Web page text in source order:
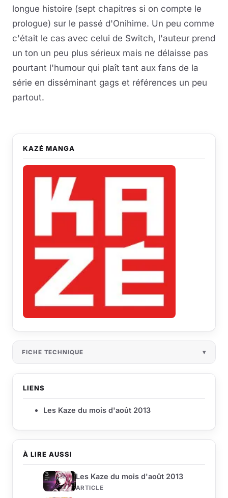
longue histoire (sept chapitres si on compte le
prologue) sur le passé d'Onihime. Un peu comme
c'était le cas avec celui de Switch, l'auteur prend
un ton un peu plus sérieux mais ne délaisse pas
pourtant l'humour qui plaît tant aux fans de la
série en disséminant gags et références un peu
partout.
À LIRE AUSSI
Les Kaze du mois d'août 2013
ARTICLE
KAZÉ MANGA
FICHE TECHNIQUE
LIENS
Les Kaze du mois d'août 2013